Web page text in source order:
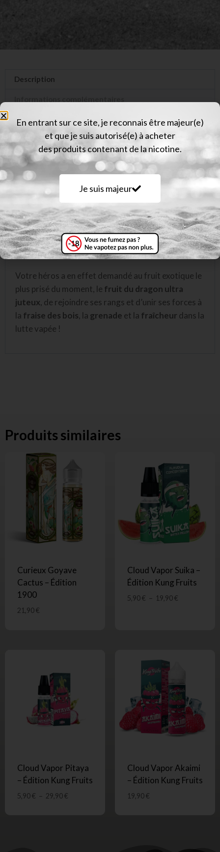
Description
Avis (0)
Description
Depuis longtemps, sa recette irrésistible de fruits
frais font frissonner de plaisir les palais et protège
les papilles des juices chimiques. Mais la nouvelle
version du juice Bloody Shigeri 100ml de Fighter
Fuel fait la part belle à une nouvelle recrue venue
d’ailleurs. Tout bon chef de guerre sait qu’il faut
régulièrement changer ses effectifs,
Votre héros a en effet demandé au fruit exotique le
plus prisé du moment, le fruit du dragon ultra
juteux, de rejoindre ses rangs et d’unir ses forces à
la fraise des bois, la grenade et la fraîcheur dans la
lutte vapée !
Produits similaires
Curieux Goyave
Cactus – Édition
1900
21,90€
Cloud Vapor Suika –
Édition Kung Fruits
5,90€ – 19,90€
Cloud Vapor Pitaya
– Édition Kung Fruits
5,90€ – 29,90€
Cloud Vapor Akaimi
– Édition Kung Fruits
19,90€
En entrant sur ce site, je reconnais être majeur(e)
et que je suis autorisé(e) à acheter
des produits contenant de la nicotine.
Je suis majeur